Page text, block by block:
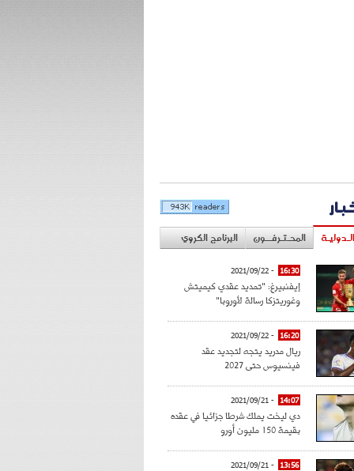
المحـتـرفــون البرنامج الكروي
16:30
- 2021/09/22
إيفنبيرغ: "تمديد عقدي كيميتش
وغوريتزكا رسالة لأوروبا"
16:20
- 2021/09/22
ريال مدريد يتجه لتجديد عقد
فينسيوس حتى 2027
14:07
- 2021/09/21
دي ليخت يملك شرطا جزائيا في عقده
بقيمة 150 مليون أورو
13:56
- 2021/09/21